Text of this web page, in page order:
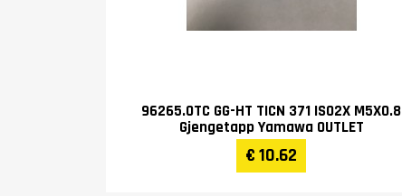
96265.0TC GG-HT TICN 371 ISO2X M5X0.8
Gjengetapp Yamawa OUTLET
€ 10.62